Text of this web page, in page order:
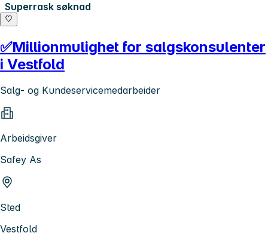
Superrask søknad
✅Millionmulighet for salgskonsulenter
i Vestfold
Salg- og Kundeservicemedarbeider
Arbeidsgiver
Safey As
Sted
Vestfold